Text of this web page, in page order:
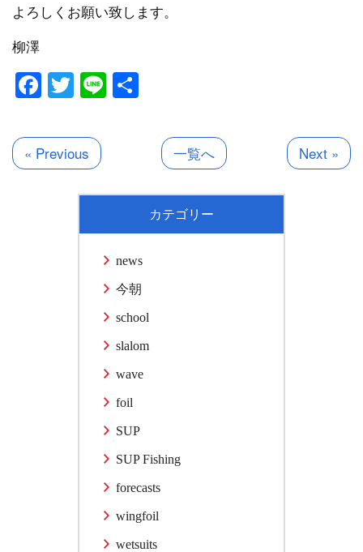
よろしくお願い致します。
柳澤
Facebook
Twitter
Line
« Previous 一覧へ Next »
カテゴリー
news
今朝
school
slalom
wave
foil
SUP
SUP Fishing
forecasts
wingfoil
wetsuits